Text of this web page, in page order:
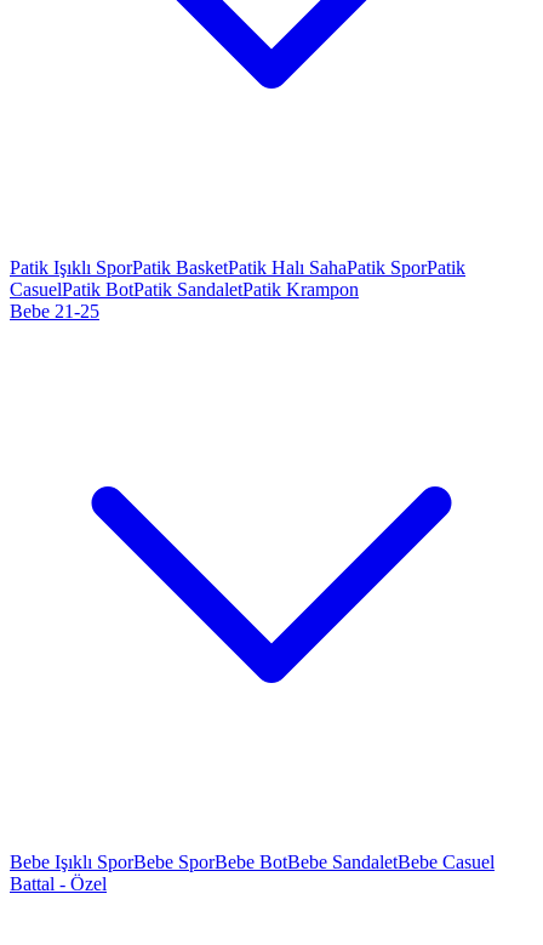
Patik Işıklı SporPatik BasketPatik Halı SahaPatik SporPatik
CasuelPatik BotPatik SandaletPatik Krampon
Bebe 21-25
Bebe Işıklı SporBebe SporBebe BotBebe SandaletBebe Casuel
Battal - Özel